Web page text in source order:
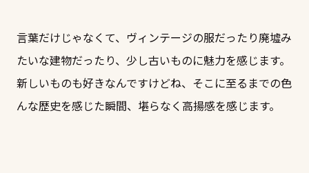
言葉だけじゃなくて、ヴィンテージの服だったり廃墟み
たいな建物だったり、少し古いものに魅力を感じます。
新しいものも好きなんですけどね、そこに至るまでの色
んな歴史を感じた瞬間、堪らなく高揚感を感じます。